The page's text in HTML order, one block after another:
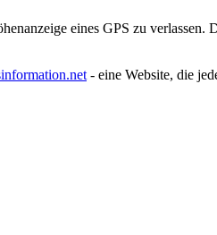
eines GPS zu
- eine Website, die